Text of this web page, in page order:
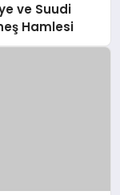
ve Suudi
Hamlesi